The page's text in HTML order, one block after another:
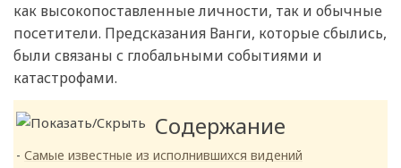
как высокопоставленные личности, так и обычные
посетители. Предсказания Ванги, которые сбылись,
были связаны с глобальными событиями и
катастрофами.
Содержание
Самые известные из исполнившихся видений